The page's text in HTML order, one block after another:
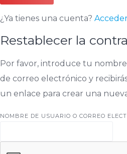
¿Ya tienes una cuenta?
Restablecer la
Por favor, introduce tu
de correo electrónico y
un enlace para crear una
NOMBRE DE USUARIO O CORREO